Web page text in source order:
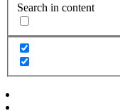
Search in content